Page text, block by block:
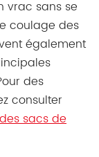
vrac sans se
coulage des
également
des
consulter
sacs de